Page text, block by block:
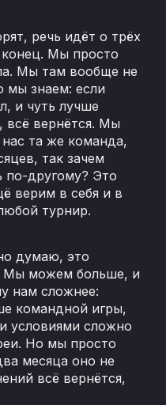
речь идёт о трёх
конец. Мы просто
Мы там вообще не
мы знаем: если
и чуть лучше
всё вернётся. Мы
та же команда,
так зачем
по-другому? Это
верим в себя и в
турнир.
думаю, это
Мы можем больше, и
нам сложнее:
командной игры,
условиями сложно
Но мы просто
месяца оно не
всё вернётся,